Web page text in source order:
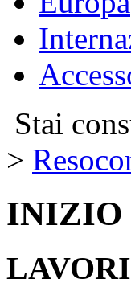
Stai
>
INIZIO
LAVORI